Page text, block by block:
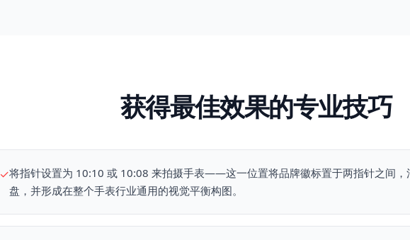
获得最佳效果的专业技巧
✓将指针设置为 10:10 或 10:08 来拍摄手表——这一位置将品牌徽标置于两指针之间，
盘，并形成在整个手表行业通用的视觉平衡构图。